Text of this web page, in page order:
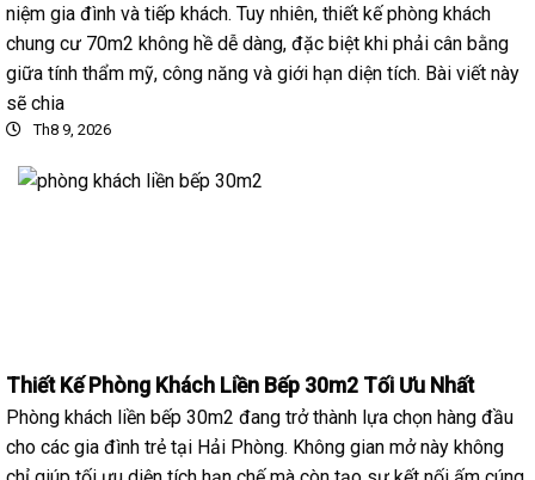
niệm gia đình và tiếp khách. Tuy nhiên, thiết kế phòng khách
chung cư 70m2 không hề dễ dàng, đặc biệt khi phải cân bằng
giữa tính thẩm mỹ, công năng và giới hạn diện tích. Bài viết này
sẽ chia
Th8 9, 2026
Thiết Kế Phòng Khách Liền Bếp 30m2 Tối Ưu Nhất
Phòng khách liền bếp 30m2 đang trở thành lựa chọn hàng đầu
cho các gia đình trẻ tại Hải Phòng. Không gian mở này không